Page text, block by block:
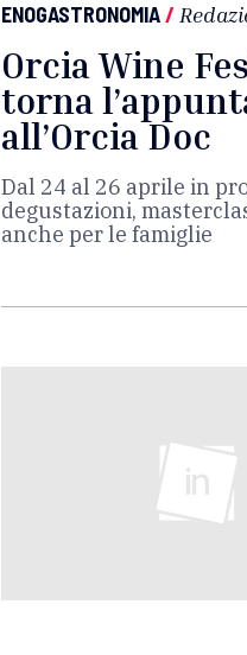
ENOGASTRONOMIA/
Orcia Wine
torna
all’Orcia Doc
Dal 24 al 26 aprile in
degustazioni,
anche per le famiglie